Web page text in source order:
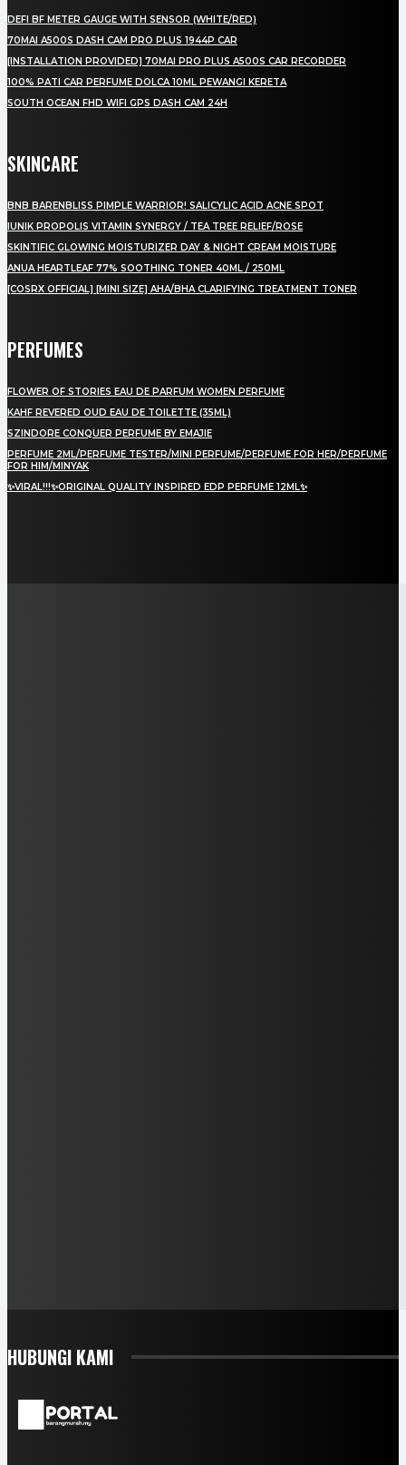
DEFI BF METER GAUGE WITH SENSOR (WHITE/RED)
70MAI A500S DASH CAM PRO PLUS 1944P CAR
[INSTALLATION PROVIDED] 70MAI PRO PLUS A500S CAR RECORDER
100% PATI CAR PERFUME DOLCA 10ML PEWANGI KERETA
SOUTH OCEAN FHD WIFI GPS DASH CAM 24H
SKINCARE
BNB BARENBLISS PIMPLE WARRIOR! SALICYLIC ACID ACNE SPOT
IUNIK PROPOLIS VITAMIN SYNERGY / TEA TREE RELIEF/ROSE
SKINTIFIC GLOWING MOISTURIZER DAY & NIGHT CREAM MOISTURE
ANUA HEARTLEAF 77% SOOTHING TONER 40ML / 250ML
[COSRX OFFICIAL] [MINI SIZE] AHA/BHA CLARIFYING TREATMENT TONER
PERFUMES
FLOWER OF STORIES EAU DE PARFUM WOMEN PERFUME
KAHF REVERED OUD EAU DE TOILETTE (35ML)
SZINDORE CONQUER PERFUME BY EMAJIE
PERFUME 2ML/PERFUME TESTER/MINI PERFUME/PERFUME FOR HER/PERFUME
FOR HIM/MINYAK
✨VIRAL!!!✨ORIGINAL QUALITY INSPIRED EDP PERFUME 12ML✨
HUBUNGI KAMI